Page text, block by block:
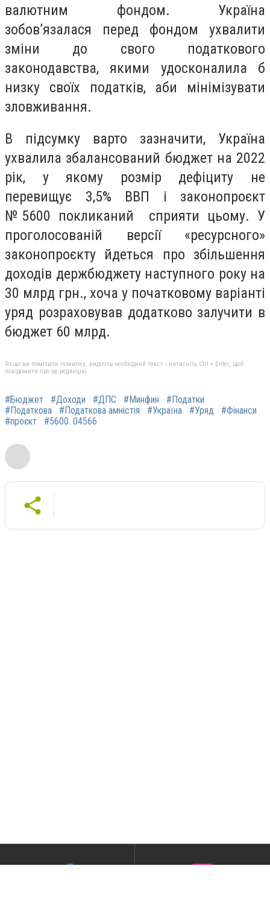
валютним фондом. Україна
зобов’язалася перед фондом ухвалити
зміни до свого податкового
законодавства, якими удосконалила б
низку своїх податків, аби мінімізувати
зловживання.
В підсумку варто зазначити, Україна
ухвалила збалансований бюджет на 2022
рік, у якому розмір дефіциту не
перевищує 3,5% ВВП і законопроєкт
№5600 покликаний сприяти цьому. У
проголосованій версії «ресурсного»
законопроєкту йдеться про збільшення
доходів держбюджету наступного року на
30 млрд грн., хоча у початковому варіанті
уряд розраховував додатково залучити в
бюджет 60 млрд.
Якщо ви помітили помилку, виділіть необхідний текст і натисніть Ctrl + Enter, щоб
повідомити про це редакцію
#Бюджет #Доходи #ДПС #Минфин
#Податки
#Податкова
#Податкова амністія #Україна #Уряд
#Фінанси
#проєкт
#5600. 04566